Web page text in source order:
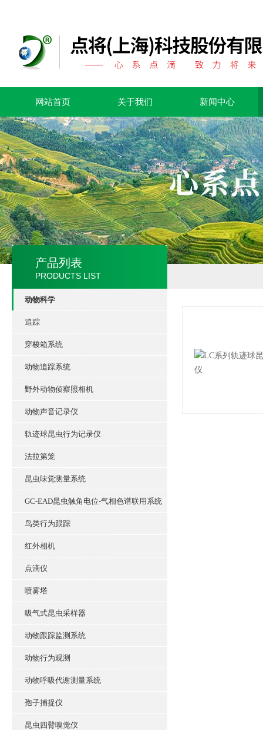
网站首页 关于我们 新闻中心
产品列表
PRODUCTS LIST
动物科学
追踪
穿梭箱系统
动物追踪系统
野外动物侦察照相机
动物声音记录仪
轨迹球昆虫行为记录仪
法拉第笼
昆虫味觉测量系统
GC-EAD昆虫触角电位-气相色谱联用系统
鸟类行为跟踪
红外相机
点滴仪
喷雾塔
吸气式昆虫采样器
动物跟踪监测系统
动物行为观测
动物呼吸代谢测量系统
孢子捕捉仪
昆虫四臂嗅觉仪